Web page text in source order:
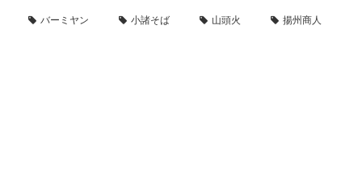
バーミヤン 小諸そば 山頭火 揚州商人